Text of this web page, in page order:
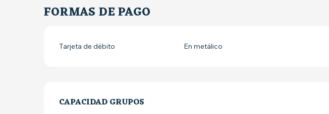
FORMAS DE PAGO
Tarjeta de débito En metálico
CAPACIDAD GRUPOS
CAPACIDAD GRUPOS